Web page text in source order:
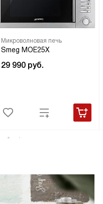
Микроволновая печь
Smeg MOE25X
29 990 руб.